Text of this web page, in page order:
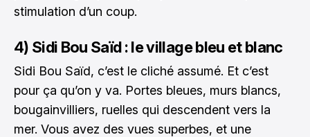
stimulation d’un coup.
4) Sidi Bou Saïd : le village bleu et blanc
Sidi Bou Saïd, c’est le cliché assumé. Et c’est
pour ça qu’on y va. Portes bleues, murs blancs,
bougainvilliers, ruelles qui descendent vers la
mer. Vous avez des vues superbes, et une